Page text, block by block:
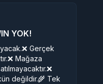
YOK!
Gerçek
Mağaza
değildir.🌾 Tek